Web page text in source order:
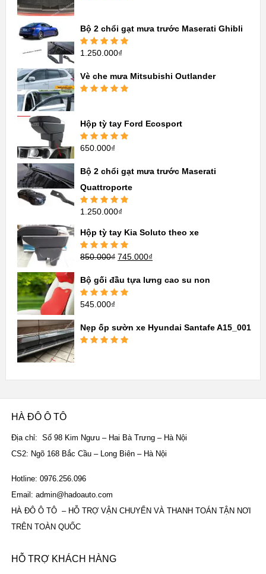
Bộ 2 chổi gạt mưa trước Maserati Ghibli
Được xếp
1.250.000₫
Vè che mưa Mitsubishi Outlander
Hộp tỳ tay Ford Ecosport
Được xếp
650.000₫
Bộ 2 chổi gạt mưa trước Maserati
Quattroporte
Được xếp
sao
1.250.000₫
Hộp tỳ tay Kia Soluto theo xe
Được xếp
850.000₫ 745.000₫
Bộ gối đầu tựa lưng cao su non
Được xếp
545.000₫
Nẹp ốp sườn xe Hyundai Santafe A15_001
HÀ ĐÔ Ô TÔ
Địa chỉ: Số 98 Kim Ngưu – Hai Bà Trưng – Hà Nội
CS2: Ngõ 168 Bắc Cầu – Long Biên – Hà Nội
Hotline: 0976.256.096
Email: admin@hadoauto.com
HÀ ĐÔ Ô TÔ – HỖ TRỢ VẬN CHUYỂN VÀ THANH TOÁN TẬN NƠI
TRÊN TOÀN QUỐC
HỖ TRỢ KHÁCH HÀNG